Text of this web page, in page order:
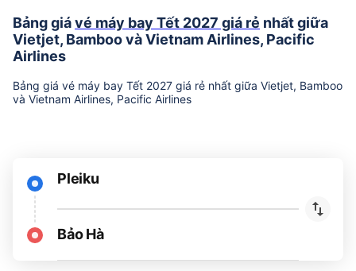
Bảng giávé máy bay Tết 2027 giá rẻ nhất giữa
Vietjet, Bamboo và Vietnam Airlines, Pacific
Airlines
Bảng giá vé máy bay Tết 2027 giá rẻ nhất giữa Vietjet, Bamboo
và Vietnam Airlines, Pacific Airlines
Pleiku
Bảo Hà